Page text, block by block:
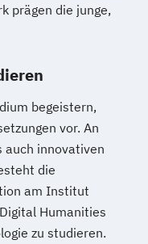
prägen die junge,
begeistern,
vor. An
innovativen
die
am Institut
Humanities
zu studieren.